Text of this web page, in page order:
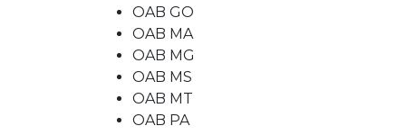
OAB GO
OAB MA
OAB MG
OAB MS
OAB MT
OAB PA